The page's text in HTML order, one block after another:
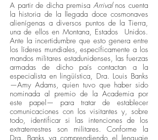
A partir de dicha premisa Arrivalnos cuenta
la historia de la llegada doce cosmonaves
alienígenas a diversos puntos de la Tierra,
una de ellos en Montana, Estados Unidos.
Ante la incertidumbre que esto genera entre
los líderes mundiales, específicamente a los
mandos militares estadunidenses, las fuerzas
armadas de dicho país contactan a la
especialista en lingüística, Dra. Louis Banks
—Amy Adams, quien tuvo que haber sido
nominada al premio de la Academia por
este papel— para tratar de establecer
comunicaciones con los visitantes y, sobre
todo, identificar si las intenciones de los
extraterrestres son militares. Conforme la
Dra. Banks va comprendiendo el lenguaje